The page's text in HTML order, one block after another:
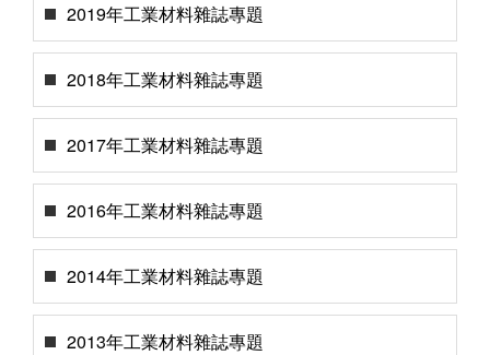
2019年工業材料雜誌專題
2018年工業材料雜誌專題
2017年工業材料雜誌專題
2016年工業材料雜誌專題
2014年工業材料雜誌專題
2013年工業材料雜誌專題